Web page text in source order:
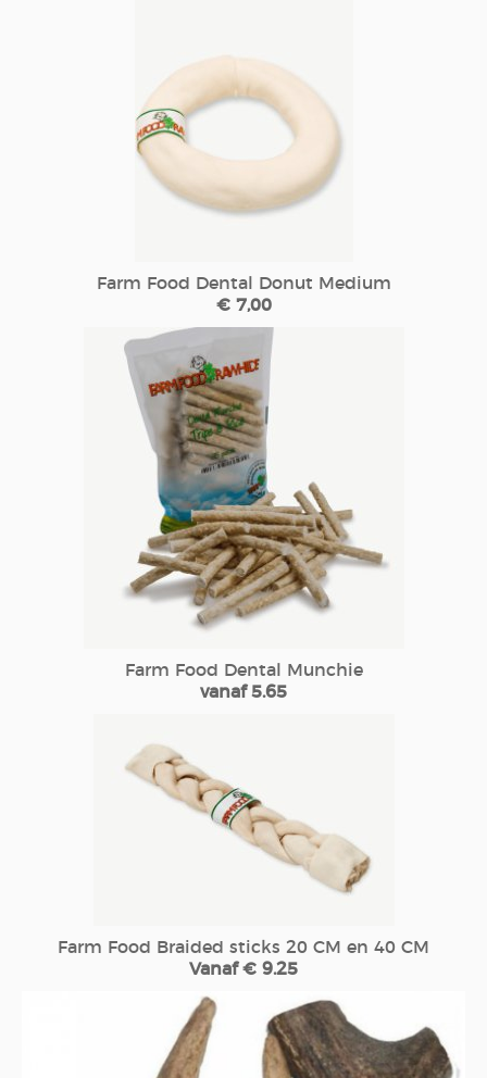
Farm Food Dental Donut Medium
€ 7,00
Farm Food Dental Munchie
vanaf 5.65
Farm Food Braided sticks 20 CM en 40 CM
Vanaf € 9.25